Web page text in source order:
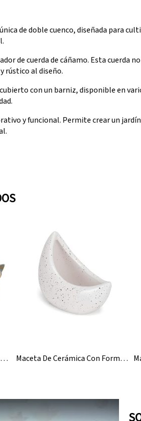
de doble cuenco, diseñada para
de cuerda de cáñamo. Esta cuerda
rústico al diseño.
con un barniz, disponible en
y funcional. Permite crear un
Maceta Pequeña De Cerámica Con Forma De Zorro Venta Al Por Mayor Maceta De Cerámica Con Forma De Media Luna Y Cactus Al Por Mayor